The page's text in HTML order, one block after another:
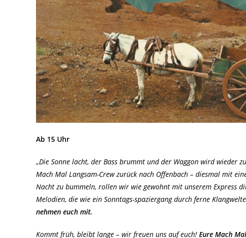
Ab 15 Uhr
„Die Sonne lacht, der Bass brummt und der Waggon wird wieder
Mach Mal Langsam-Crew zurück nach Offenbach – diesmal mit
Nacht zu bummeln, rollen wir wie gewohnt mit unserem Express
Melodien, die wie ein Sonntags-spaziergang durch ferne
nehmen euch mit.
Kommt früh, bleibt lange – wir freuen uns auf euch! Eure Mach